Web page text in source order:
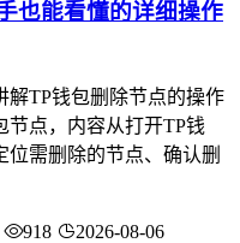
也能看懂的详细操作
解TP钱包删除节点的操作
节点，内容从打开TP钱
需删除的节点、确认删
918 2026-08-06